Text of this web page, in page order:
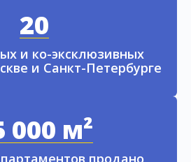
20
и ко-эксклюзивных
и Санкт-Петербурге
000 м²